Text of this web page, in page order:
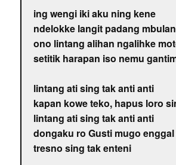
ing wengi iki aku ning kene
ndelokke langit padang
ono lintang alihan ngalihke
setitik harapan iso nemu
lintang ati sing tak anti anti
kapan kowe teko, hapus loro
lintang ati sing tak anti anti
dongaku ro Gusti mugo
tresno sing tak enteni